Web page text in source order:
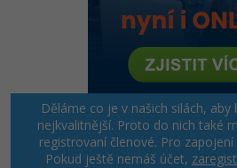
Děláme co je v našich silách, aby
nejkvalitnější. Proto do nich také
registrovaní členové. Pro zapojení
Pokud ještě nemáš účet,